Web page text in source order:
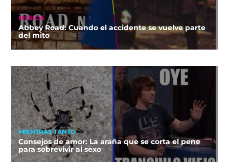
MÚSICA
Abbey Road: Cuando el accidente se vuelve parte
del mito
MIENTRAS TANTO
Consejos de amor: La araña que se corta el pene
para sobrevivir al sexo